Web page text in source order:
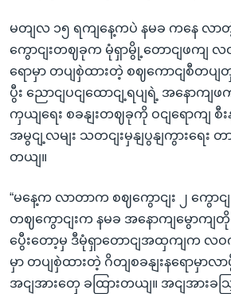
မတျလ ၁၅ ရကျနေ့ကပဲ နမခ ကနေ လာ
ကွောငျးတဈခုက မုံရှာမွို့တောငျဖကျ လ
ရောမှာ တပျစှဲထားတဲ့ စဈကောငျစီတပျ
ပွီး ညောငျပငျထောငျ့ရပျရဲ့ အနောက
ကှယျရေး စခနျးတဈခုကို ဝငျရောကျ စီ
အမွငျ့လမျး သတငျးမှနျပွနျကွားရေး တ
တယျ။
“မနေ့က လာတာက စဈကွောငျး ၂ ကွောငျ
တဈကွောငျးက နမခ အနောကျမွောကျတို
ပွေီးတော့မှ ဒီမုံရှာတောငျအထှကျက လဝ
မှာ တပျစှဲထားတဲ့ ဂိတျစခနျးနရောမှာလာ
အငျအားတှေ ခထြားတယျ။ အငျအားခ